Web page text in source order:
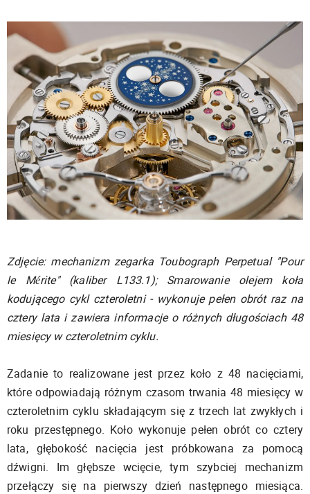
Zdjęcie: mechanizm zegarka Toubograph Perpetual "Pour
le Mérite" (kaliber L133.1); Smarowanie olejem koła
kodującego cykl czteroletni - wykonuje pełen obrót raz na
cztery lata i zawiera informacje o różnych długościach 48
miesięcy w czteroletnim cyklu.
Zadanie to realizowane jest przez koło z 48 nacięciami,
które odpowiadają różnym czasom trwania 48 miesięcy w
czteroletnim cyklu składającym się z trzech lat zwykłych i
roku przestępnego. Koło wykonuje pełen obrót co cztery
lata, głębokość nacięcia jest próbkowana za pomocą
dźwigni. Im głębsze wcięcie, tym szybciej mechanizm
przełączy się na pierwszy dzień następnego miesiąca.